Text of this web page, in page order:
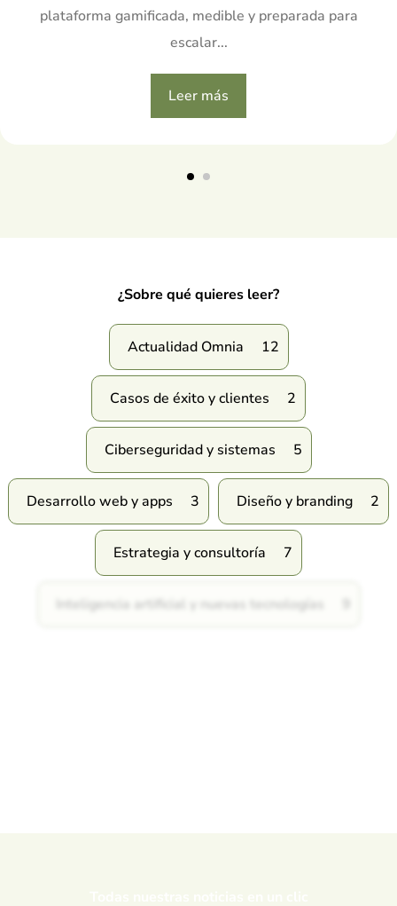
plataforma gamificada, medible y preparada para
escalar...
Leer más
¿Sobre qué quieres leer?
Actualidad Omnia 12
Casos de éxito y clientes 2
Ciberseguridad y sistemas 5
Desarrollo web y apps 3 Diseño y branding 2
Estrategia y consultoría 7
Inteligencia artificial y nuevas tecnologías